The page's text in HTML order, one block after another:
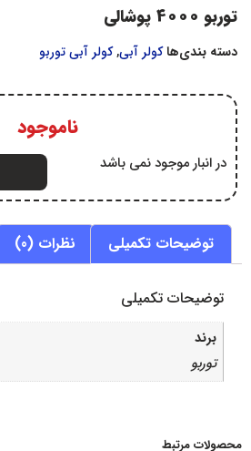
توربو 4000 پوشالی
دسته بندی‌ها کولر آبي,کولر آبي توربو
ناموجود
در انبار موجود نمی باشد
توضیحات تکمیلی نظرات (0)
توضیحات تکمیلی
برند
توربو
محصولات مرتبط